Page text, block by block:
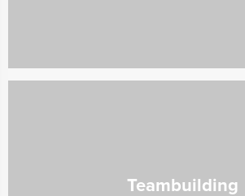
Teambuilding